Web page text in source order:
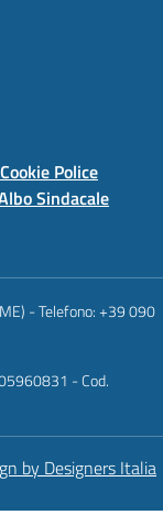
Cookie Police
Sindacale
- Telefono: +39 090
- Cod.
by Designers Italia